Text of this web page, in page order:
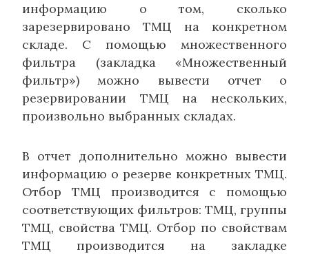
информацию о том, сколько
зарезервировано ТМЦ на конкретном
складе. С помощью множественного
фильтра (закладка «Множественный
фильтр») можно вывести отчет о
резервировании ТМЦ на нескольких,
произвольно выбранных складах.
В отчет дополнительно можно вывести
информацию о резерве конкретных ТМЦ.
Отбор ТМЦ производится с помощью
соответствующих фильтров: ТМЦ, группы
ТМЦ, свойства ТМЦ. Отбор по свойствам
ТМЦ производится на закладке